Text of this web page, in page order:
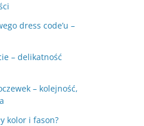
dress code’u –
– delikatność
– kolejność,
kolor i fason?